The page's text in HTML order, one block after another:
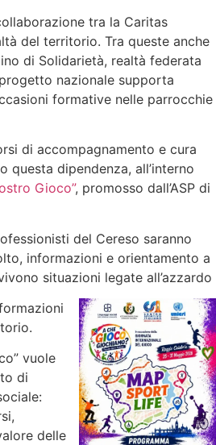
tra la Caritas
del territorio. Tra queste anche
di Solidarietà, realtà federata
nazionale supporta
formative nelle parrocchie
di accompagnamento e cura
questa dipendenza, all’interno
Gioco”, promosso dall’ASP di
del Cereso saranno
informazioni e orientamento a
situazioni legate all’azzardo
vuole
di
delle